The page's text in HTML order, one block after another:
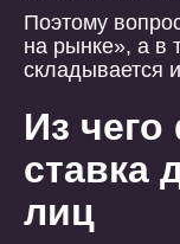
Поэтому
на рынке», а в
складывается
Из
ставка
лиц